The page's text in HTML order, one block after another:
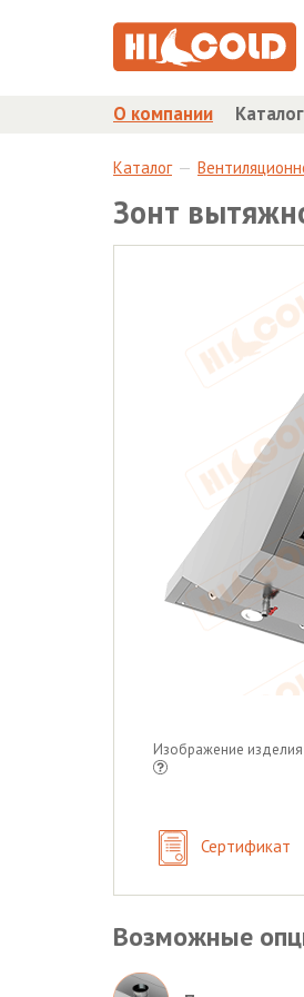
О компании Каталог
Каталог
Зонт
Изображение изделия
Сертификат
Возможные